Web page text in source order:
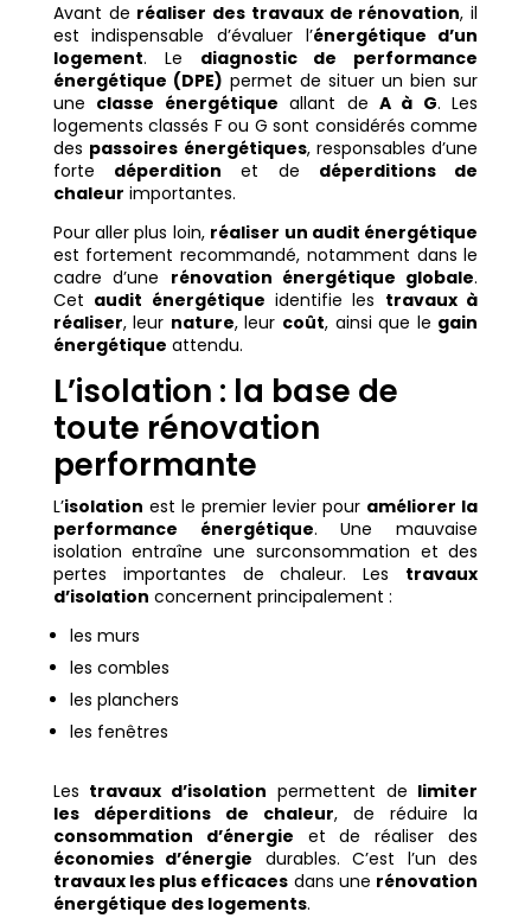
Avant de réaliser des travaux de rénovation, il
est indispensable d’évaluer l’énergétique d’un
logement. Le diagnostic de performance
énergétique (DPE) permet de situer un bien sur
une classe énergétique allant de A à G. Les
logements classés F ou G sont considérés comme
des passoires énergétiques, responsables d’une
forte déperdition et de déperditions de
chaleur importantes.
Pour aller plus loin, réaliser un audit énergétique
est fortement recommandé, notamment dans le
cadre d’une rénovation énergétique globale.
Cet audit énergétique identifie les travaux à
réaliser, leur nature, leur coût, ainsi que le gain
énergétique attendu.
L’isolation : la base de
toute rénovation
performante
L’isolation est le premier levier pour améliorer la
performance énergétique. Une mauvaise
isolation entraîne une surconsommation et des
pertes importantes de chaleur. Les travaux
d’isolation concernent principalement :
les murs
les combles
les planchers
les fenêtres
Les travaux d’isolation permettent de limiter
les déperditions de chaleur, de réduire la
consommation d’énergie et de réaliser des
économies d’énergie durables. C’est l’un des
travaux les plus efficaces dans une rénovation
énergétique des logements.